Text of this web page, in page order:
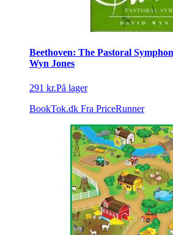
Beethoven: The Pastoral
Wyn Jones
291 kr.På lager
BookTok.dk Fra PriceRunner